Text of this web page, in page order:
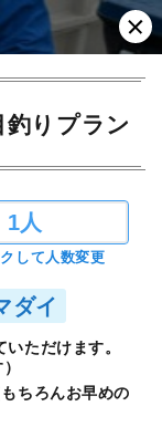
りプラン
1人
して人数変更
ダイ
ただけます。
ちろんお早めの